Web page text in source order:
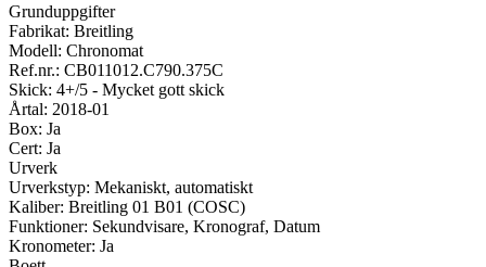
Grunduppgifter
Fabrikat: Breitling
Modell: Chronomat
Ref.nr.: CB011012.C790.375C
Skick: 4+/5 - Mycket gott skick
Årtal: 2018-01
Box: Ja
Cert: Ja
Urverk
Urverkstyp: Mekaniskt, automatiskt
Kaliber: Breitling 01 B01 (COSC)
Funktioner: Sekundvisare, Kronograf, Datum
Kronometer: Ja